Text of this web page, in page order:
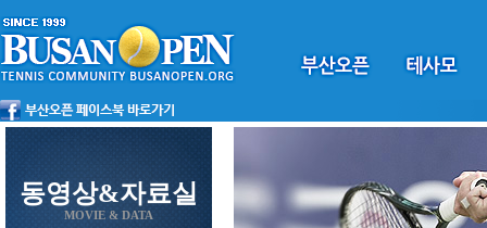
동영상&자료실
MOVIE & DATA